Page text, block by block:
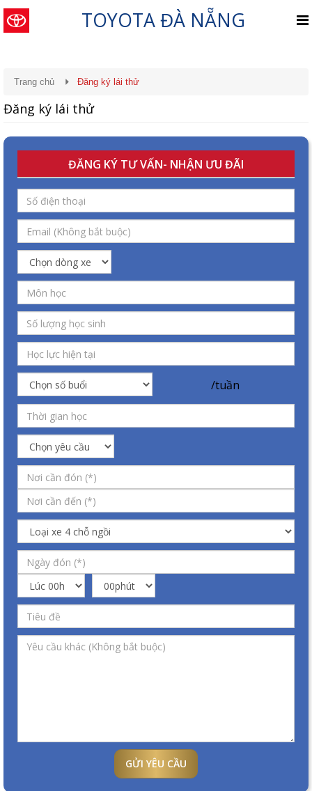
TOYOTA ĐÀ NẴNG
Trang chủ Đăng ký lái thử
Đăng ký lái thử
ĐĂNG KÝ TƯ VẤN- NHẬN ƯU ĐÃI
/tuần
GỬI YÊU CẦU